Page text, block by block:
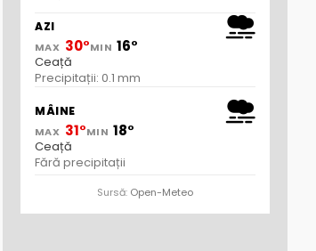
AZI
MAX 30°MIN 16°
Ceață
Precipitații: 0.1 mm
MÂINE
MAX 31°MIN 18°
Ceață
Fără precipitații
Sursă: Open-Meteo